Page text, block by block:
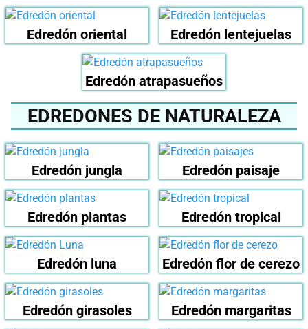
Edredón oriental Edredón lentejuelas
Edredón atrapasueños
EDREDONES DE NATURALEZA
Edredón jungla Edredón paisaje
Edredón plantas Edredón tropical
Edredón luna Edredón flor de cerezo
Edredón girasoles Edredón margaritas